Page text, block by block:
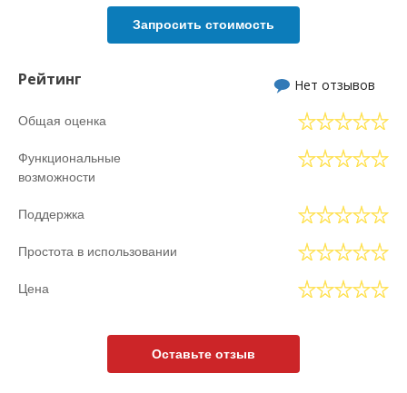
Запросить стоимость
Рейтинг Нет отзывов
Общая оценка
Функциональные
возможности
Поддержка
Простота в использовании
Цена
Оставьте отзыв